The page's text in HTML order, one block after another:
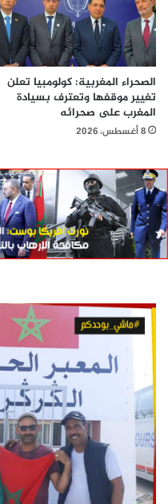
الصحراء المغربية: كولومبيا تعلن
تغيير موقفها وتعترف بسيادة
المغرب على صحرائه
8 أغسطس، 2026